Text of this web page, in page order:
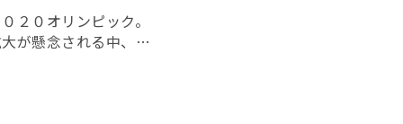
２０オリンピック。
が懸念される中、世